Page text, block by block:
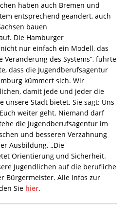
haben auch Bremen und
entsprechend geändert, auch
bauen
Die Hamburger
nur einfach ein Modell, das
Veränderung des Systems”, führte
dass die Jugendberufsagentur
kümmert sich. Wir
damit jede und jeder die
unsere Stadt bietet. Sie sagt: Uns
weiter geht. Niemand darf
die Jugendberufsagentur im
und besseren Verzahnung
Ausbildung. „Die
Orientierung und Sicherheit.
Jugendlichen auf die berufliche
Bürgermeister. Alle Infos zur
Sie hier.